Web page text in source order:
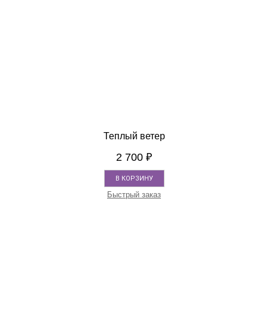
Теплый ветер
2 700 ₽
В КОРЗИНУ
Быстрый заказ